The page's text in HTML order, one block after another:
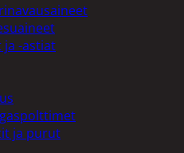
ja -astiat
ja purut